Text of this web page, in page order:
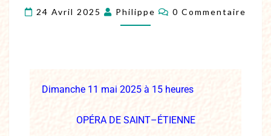
24 Avril 2025 Philippe 0 Commentaire
Dimanche 11 mai 2025 à 15 heures
OPÉRA DE SAINT–ÉTIENNE